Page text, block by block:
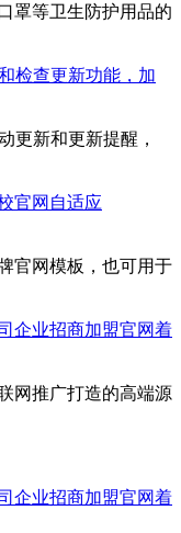
罩等卫生防护用品的
检查更新功能，加
更新和更新提醒，
官网自适应
官网模板，也可用于
企业招商加盟官网着
网推广打造的高端源
企业招商加盟官网着